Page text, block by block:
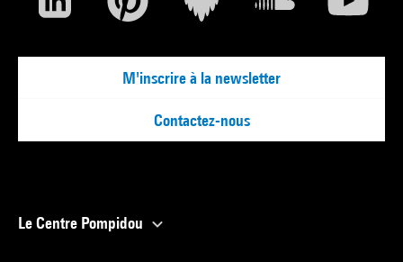
M'inscrire à la newsletter
Contactez-nous
Le Centre Pompidou